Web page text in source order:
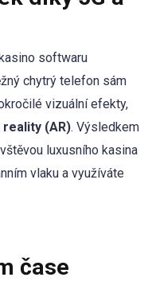
softwaru
chytrý telefon sám
vizuální efekty,
(AR). Výsledkem
luxusního kasina
vlaku a využíváte
čase